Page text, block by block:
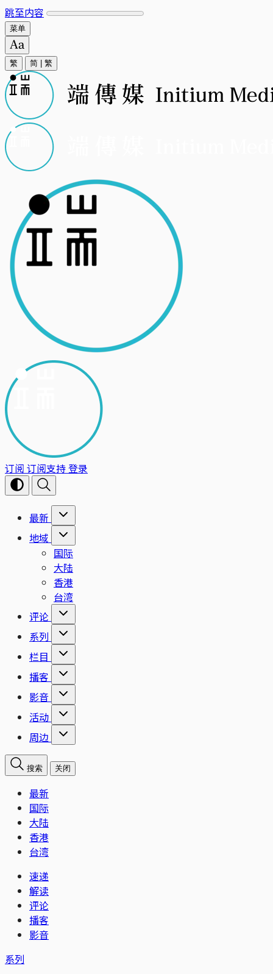
跳至内容
菜单
繁 简 繁
订阅 订阅支持登录
最新
地域
国际
大陆
香港
台湾
评论
系列
栏目
播客
影音
活动
周边
搜索 关闭
最新
国际
大陆
香港
台湾
速递
解读
评论
播客
影音
系列